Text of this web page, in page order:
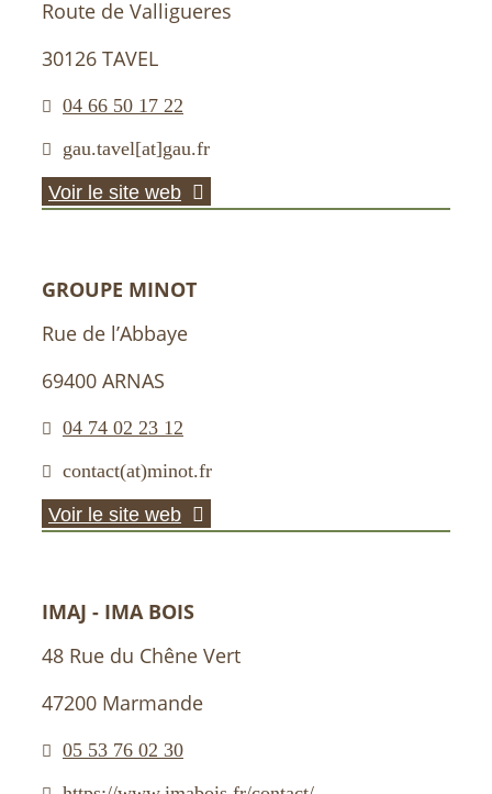
Route de Valligueres
30126 TAVEL
04 66 50 17 22
gau.tavel[at]gau.fr
Voir le site web
GROUPE MINOT
Rue de l’Abbaye
69400 ARNAS
04 74 02 23 12
contact(at)minot.fr
Voir le site web
IMAJ - IMA BOIS
48 Rue du Chêne Vert
47200 Marmande
05 53 76 02 30